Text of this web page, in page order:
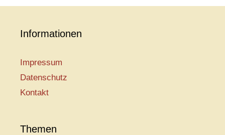
Informationen
Impressum
Datenschutz
Kontakt
Themen